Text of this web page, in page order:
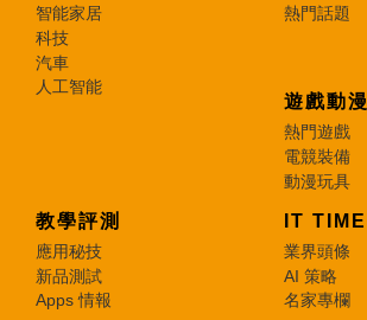
智能家居
科技
汽車
人工智能
熱門話題
遊戲動漫
熱門遊戲
電競裝備
動漫玩具
教學評測
應用秘技
新品測試
Apps 情報
IT
業界頭條
AI 策略
名家專欄